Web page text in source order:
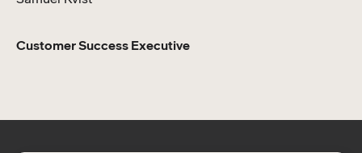
Customer Success Executive